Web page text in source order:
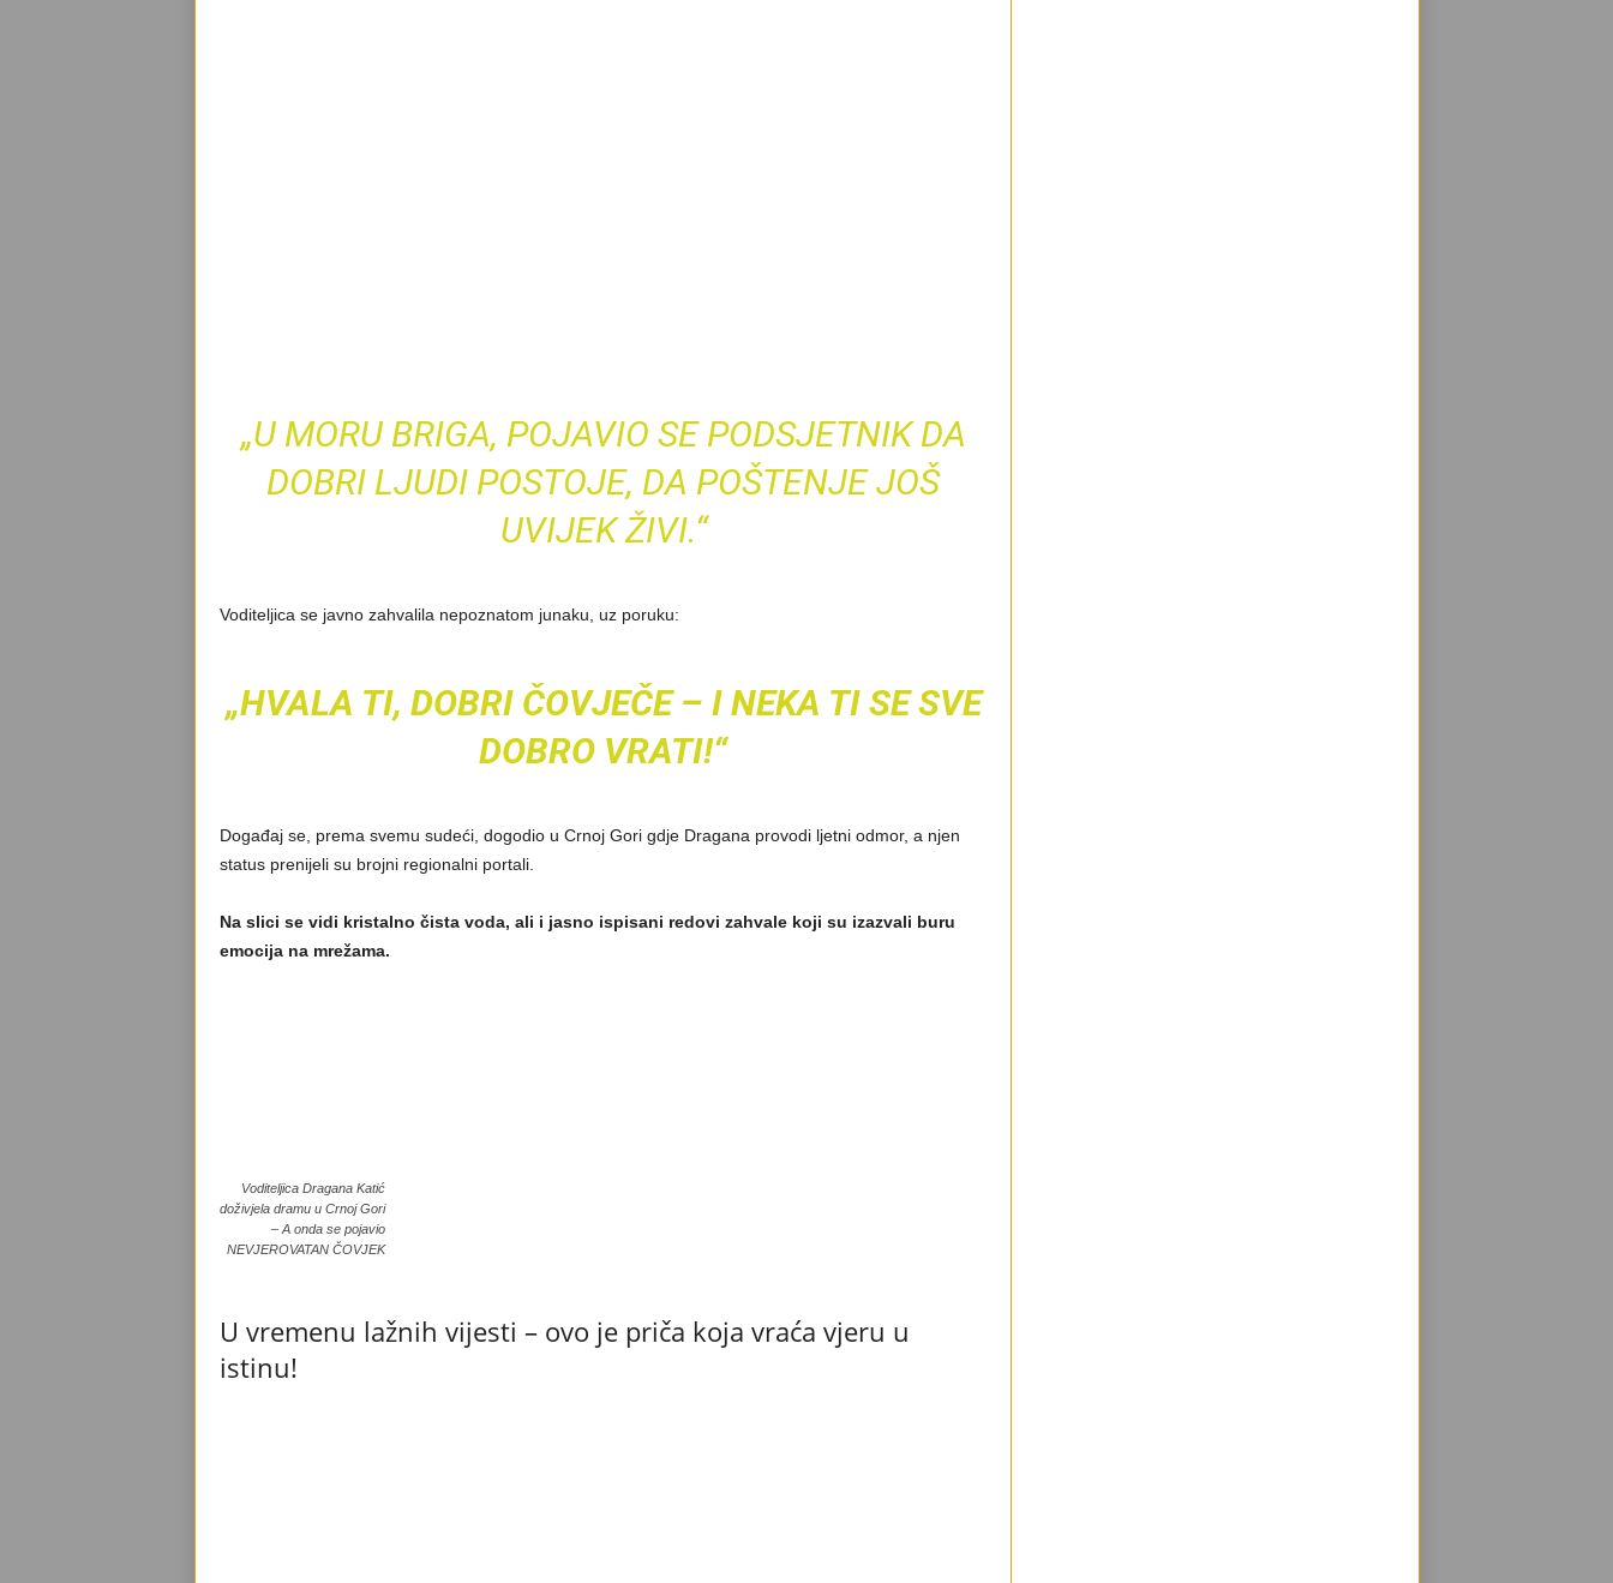
„U MORU BRIGA, POJAVIO SE PODSJETNIK DA
DOBRI LJUDI POSTOJE, DA POŠTENJE JOŠ
UVIJEK ŽIVI.“
Voditeljica se javno zahvalila nepoznatom junaku, uz poruku:
„HVALA TI, DOBRI ČOVJEČE – I NEKA TI SE SVE
DOBRO VRATI!“
Događaj se, prema svemu sudeći, dogodio u Crnoj Gori gdje Dragana provodi ljetni odmor, a njen
status prenijeli su brojni regionalni portali.
Na slici se vidi kristalno čista voda, ali i jasno ispisani redovi zahvale koji su izazvali buru
emocija na mrežama.
Voditeljica Dragana Katić
doživjela dramu u Crnoj Gori
– A onda se pojavio
NEVJEROVATAN ČOVJEK
U vremenu lažnih vijesti – ovo je priča koja vraća vjeru u
istinu!